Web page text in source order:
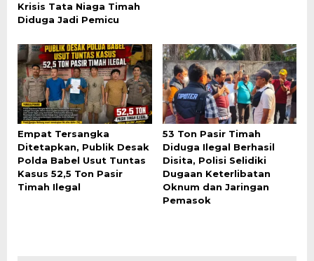
Krisis Tata Niaga Timah
Diduga Jadi Pemicu
Empat Tersangka
Ditetapkan, Publik Desak
Polda Babel Usut Tuntas
Kasus 52,5 Ton Pasir
Timah Ilegal
53 Ton Pasir Timah
Diduga Ilegal Berhasil
Disita, Polisi Selidiki
Dugaan Keterlibatan
Oknum dan Jaringan
Pemasok